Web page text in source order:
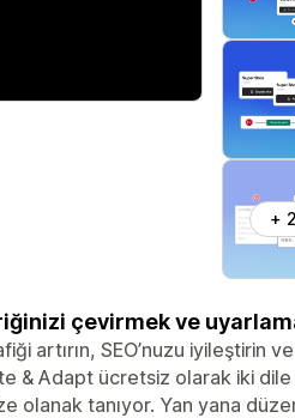
+
çevirmek ve
artırın, SEO’nuzu iyileştirin
& Adapt ücretsiz olarak iki
olanak tanıyor. Yan yana